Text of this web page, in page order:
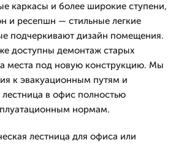
каркасы и более широкие ступени,
и ресепшн — стильные легкие
подчеркивают дизайн помещения.
доступны демонтаж старых
места под новую конструкцию. Мы
к эвакуационным путям и
в офис полностью
нормам.
лестница для офиса или